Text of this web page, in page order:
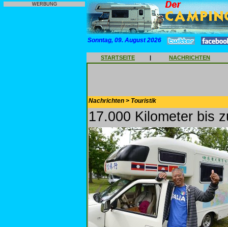
WERBUNG
Sonntag, 09. August 2026
STARTSEITE | NACHRICHTEN
Nachrichten > Touristik
17.000 Kilometer bis